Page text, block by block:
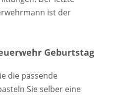
ist der
Geburtstag
die passende
Sie selber eine